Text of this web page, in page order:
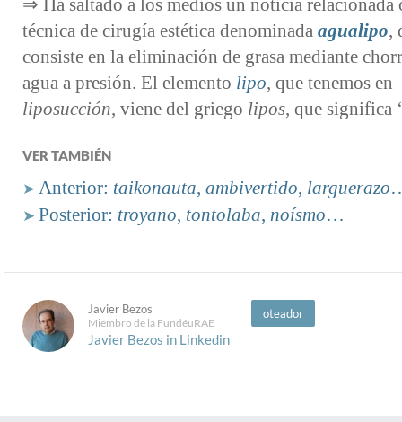
⇒ Ha saltado a los medios un noticia relacionada
técnica de cirugía estética denominada agualipo,
consiste en la eliminación de grasa mediante
agua a presión. El elemento lipo, que tenemos en
liposucción, viene del griego lipos, que significa
VER TAMBIÉN
➤ Anterior: taikonauta, ambivertido, larguerazo
➤ Posterior: troyano, tontolaba, noísmo…
Javier Bezos
Miembro de la FundéuRAE
Javier Bezos in Linkedin
oteador